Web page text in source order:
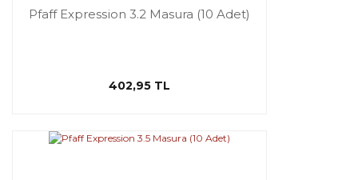
Pfaff Expression 3.2 Masura (10 Adet)
402,95 TL